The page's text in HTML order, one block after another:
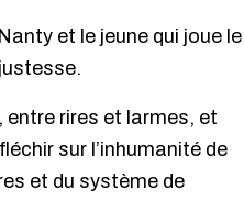
et le jeune qui joue le
entre rires et larmes, et
sur l’inhumanité de
et du système de